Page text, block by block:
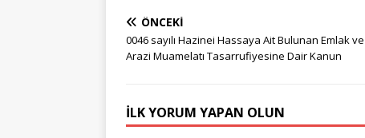
ÖNCEKI
0046 sayılı Hazinei Hassaya Ait Bulunan Emlak ve
Arazi Muamelatı Tasarrufiyesine Dair Kanun
İLK YORUM YAPAN OLUN